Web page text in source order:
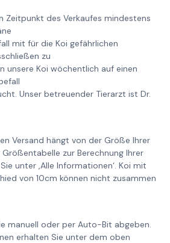
Zeitpunkt des Verkaufes mindestens
mit für die Koi gefährlichen
zu
unsere Koi wöchentlich auf einen
Unser betreuender Tierarzt ist Dr.
Versand hängt von der Größe Ihrer
zur Berechnung Ihrer
unter ‚Alle Informationen‘. Koi mit
von 10cm können nicht zusammen
manuell oder per Auto-Bit abgeben.
erhalten Sie unter dem oben